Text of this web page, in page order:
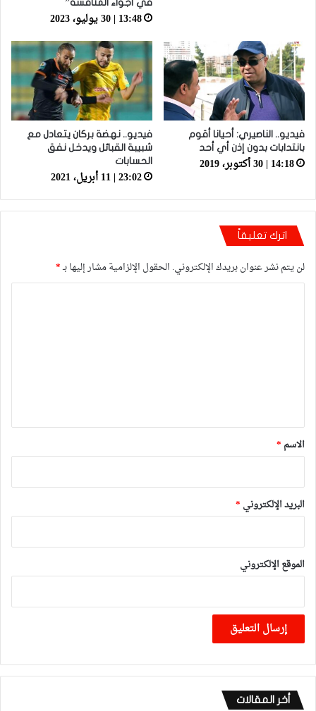
في أجواء المنافسة”
13:48 | 30 يوليو، 2023
فيديو.. الناصيري: أحيانا أقوم
بانتدابات بدون إذن أي أحد
14:18 | 30 أكتوبر، 2019
فيديو.. نهضة بركان يتعادل مع
شبيبة القبائل ويدخل نفق
الحسابات
23:02 | 11 أبريل، 2021
اترك تعليقاً
لن يتم نشر عنوان بريدك الإلكتروني. الحقول الإلزامية مشار إليها بـ*
*
الاسم *
البريد الإلكتروني *
الموقع الإلكتروني
أخر المقالات